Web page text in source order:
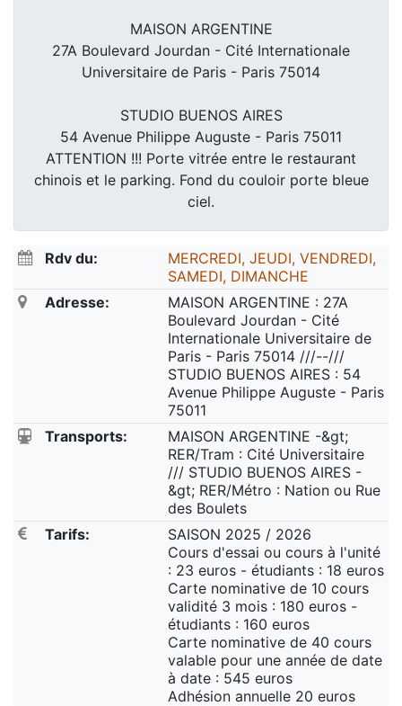
MAISON ARGENTINE
27A Boulevard Jourdan - Cité Internationale
Universitaire de Paris - Paris 75014
STUDIO BUENOS AIRES
54 Avenue Philippe Auguste - Paris 75011
ATTENTION !!! Porte vitrée entre le restaurant
chinois et le parking. Fond du couloir porte bleue
ciel.
Rdv du:
MERCREDI, JEUDI, VENDREDI,
SAMEDI, DIMANCHE
Adresse:
MAISON ARGENTINE : 27A
Boulevard Jourdan - Cité
Internationale Universitaire de
Paris - Paris 75014 ///--///
STUDIO BUENOS AIRES : 54
Avenue Philippe Auguste - Paris
75011
Transports:
MAISON ARGENTINE -&gt;
RER/Tram : Cité Universitaire
/// STUDIO BUENOS AIRES -
&gt; RER/Métro : Nation ou Rue
des Boulets
Tarifs:
SAISON 2025 / 2026
Cours d'essai ou cours à l'unité
: 23 euros - étudiants : 18 euros
Carte nominative de 10 cours
validité 3 mois : 180 euros -
étudiants : 160 euros
Carte nominative de 40 cours
valable pour une année de date
à date : 545 euros
Adhésion annuelle 20 euros